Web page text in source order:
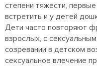
степени тяжести,
встретить и у детей
Дети часто повторяют
взрослых, с
созревании в детском
сексуальное влечение